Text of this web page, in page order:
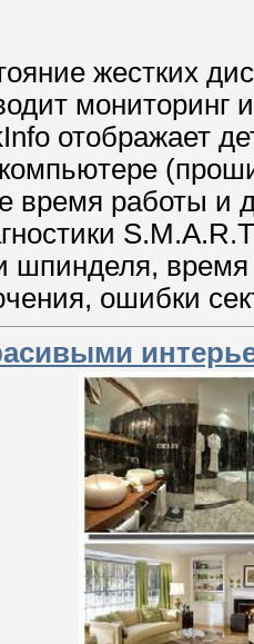
жестких
мониторинг
отображает
время работы и
шпинделя,
ошибки